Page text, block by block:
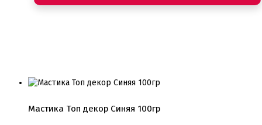
Мастика Топ декор Синяя 100гр